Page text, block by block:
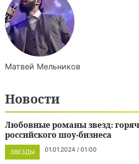
Матвей Мельников
Новости
ЗВЕЗДЫ 01.01.2024 / 01:00
Любовные романы звезд:
российского шоу-бизнеса